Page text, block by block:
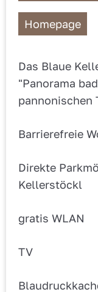
Homepage
Das Blaue
"Panorama
pannonischen
Barrierefreie
Direkte
Kellerstöckl
gratis WLAN
TV